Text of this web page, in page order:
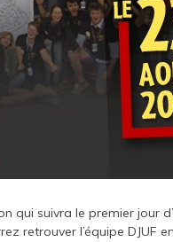
qui suivra le premier jour
retrouver l’équipe DJUF